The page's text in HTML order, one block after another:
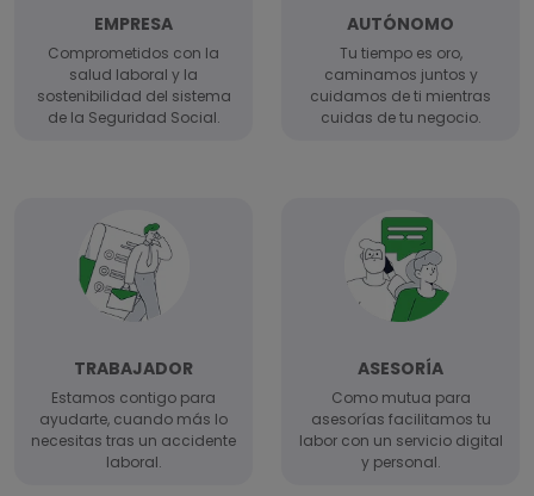
EMPRESA
Comprometidos con la
salud laboral y la
sostenibilidad del sistema
de la Seguridad Social.
AUTÓNOMO
Tu tiempo es oro,
caminamos juntos y
cuidamos de ti mientras
cuidas de tu negocio.
TRABAJADOR
Estamos contigo para
ayudarte, cuando más lo
necesitas tras un accidente
laboral.
ASESORÍA
Como mutua para
asesorías facilitamos tu
labor con un servicio digital
y personal.